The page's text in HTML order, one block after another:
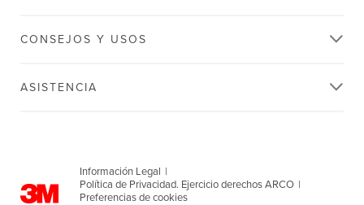
CONSEJOS Y USOS
ASISTENCIA
Información Legal |
Política de Privacidad. Ejercicio derechos ARCO |
Preferencias de cookies